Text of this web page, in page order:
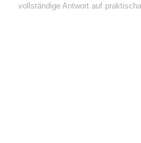
vollständige Antwort auf